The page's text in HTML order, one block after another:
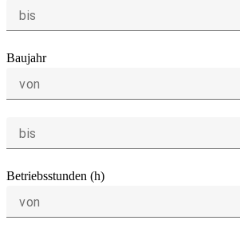
bis
Baujahr
von
bis
Betriebsstunden (h)
von